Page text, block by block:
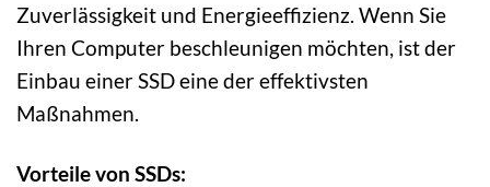
Zuverlässigkeit und Energieeffizienz. Wenn Sie
Ihren Computer beschleunigen möchten, ist der
Einbau einer SSD eine der effektivsten
Maßnahmen.
Vorteile von SSDs: